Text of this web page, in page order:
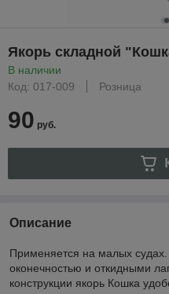
Якорь складной
В наличии
Код: 017-009
Розница
90 руб.
Описание
Применяется на малых
оконечностью и откидными
конструкции якорь Кошка